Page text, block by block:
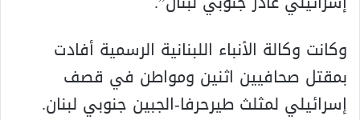
وكانت وكالة الأنباء اللبنانية الرسمية أفادت
بمقتل صحافيين اثنين ومواطن في قصف
إسرائيلي لمثلث طيرحرفا-الجبين جنوبي لبنان.